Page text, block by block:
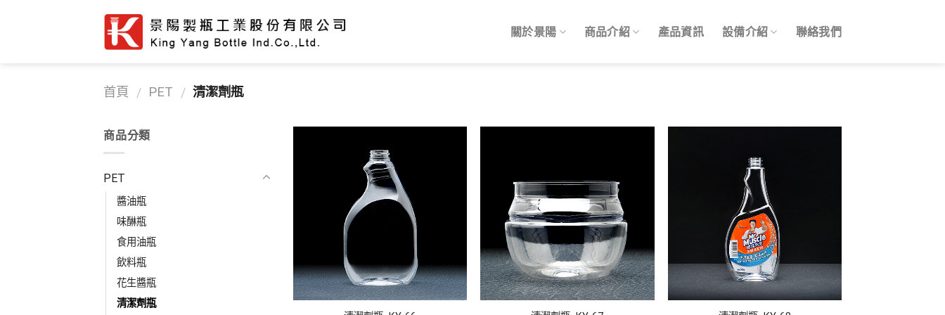
關於景陽 商品介紹 產品資訊 設備介紹 聯絡我們
首頁 / PET / 清潔劑瓶
商品分類
PET
醬油瓶
味醂瓶
食用油瓶
飲料瓶
花生醬瓶
清潔劑瓶